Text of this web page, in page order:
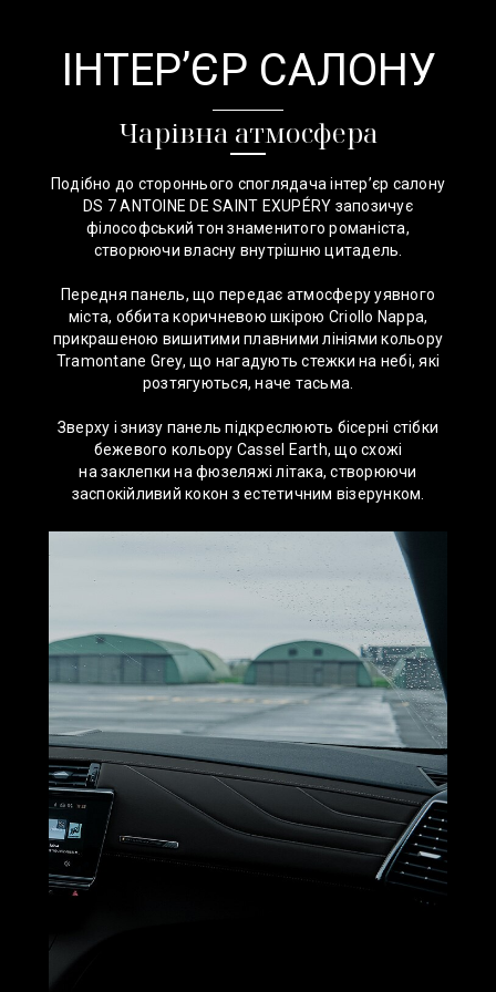
ІНТЕР’ЄР САЛОНУ
Чарівна атмосфера
Подібно до стороннього споглядача інтер’єр салону
DS 7 ANTOINE DE SAINT EXUPÉRY запозичує
філософський тон знаменитого романіста,
створюючи власну внутрішню цитадель.
Передня панель, що передає атмосферу уявного
міста, оббита коричневою шкірою Criollo Nappa,
прикрашеною вишитими плавними лініями кольору
Tramontane Grey, що нагадують стежки на небі, які
розтягуються, наче тасьма.
Зверху і знизу панель підкреслюють бісерні стібки
бежевого кольору Cassel Earth, що схожі
на заклепки на фюзеляжі літака, створюючи
заспокійливий кокон з естетичним візерунком.